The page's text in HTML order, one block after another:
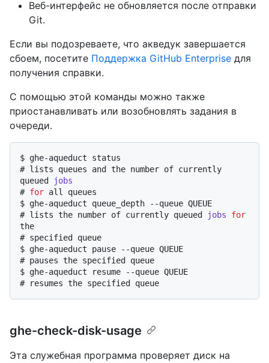
Веб-интерфейс не обновляется после отправки
Git.
Если вы подозреваете, что акведук завершается
сбоем, посетите Поддержка GitHub Enterprise для
получения справки.
С помощью этой команды можно также
приостанавливать или возобновлять задания в
очереди.
$ ghe-aqueduct status
# lists queues and the number of currently
queued
jobs
# for all queues
$ ghe-aqueduct queue_depth --queue QUEUE
# lists the number of currently queued jobs
for
the
# specified queue
$ ghe-aqueduct pause --queue QUEUE
# pauses the specified queue
$ ghe-aqueduct resume --queue QUEUE
# resumes the specified queue
ghe-check-disk-usage
Эта служебная программа проверяет диск на